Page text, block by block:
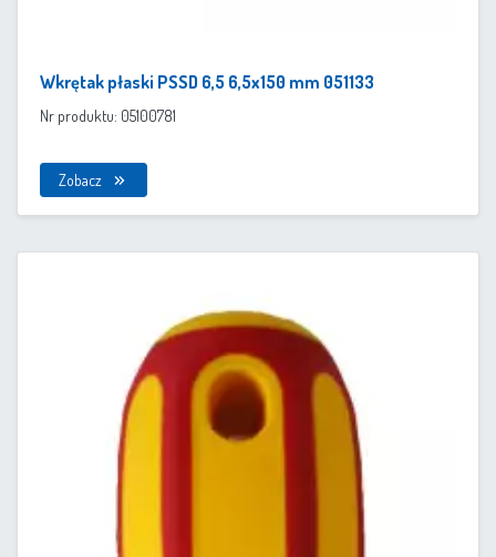
Wkrętak płaski PSSD 6,5 6,5x150 mm 051133
Nr produktu: 05100781
Zobacz